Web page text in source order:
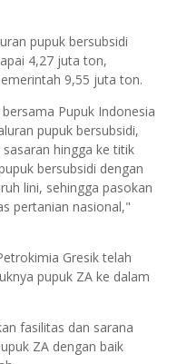
pupuk bersubsidi
4,27 juta ton,
9,55 juta ton.
Pupuk Indonesia
pupuk bersubsidi,
hingga ke titik
bersubsidi dengan
lini, sehingga pasokan
pertanian nasional,"
Gresik telah
pupuk ZA ke dalam
fasilitas dan sarana
ZA dengan baik